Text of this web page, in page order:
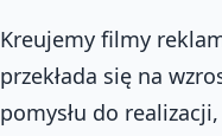
Kreujemy filmy
przekłada się na
pomysłu do